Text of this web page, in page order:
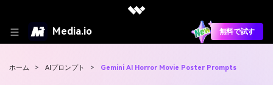
Media.io 無料で試す
ホーム > AIプロンプト > Gemini AI Horror Movie Poster Prompts